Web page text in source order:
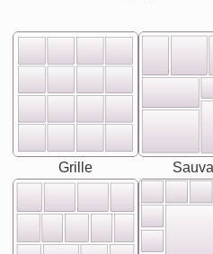
Grille